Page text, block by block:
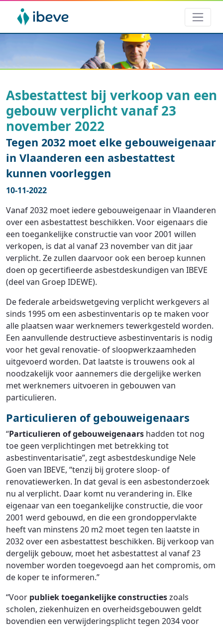
Asbestattest bij verkoop van een
gebouw verplicht vanaf 23
november 2022
Tegen 2032 moet elke gebouweigenaar
in Vlaanderen een asbestattest
kunnen voorleggen
10-11-2022
Vanaf 2032 moet iedere gebouweigenaar in Vlaanderen
over een asbestattest beschikken. Voor eigenaars die
een toegankelijke constructie van voor 2001 willen
verkopen, is dat al vanaf 23 november van dit jaar
verplicht. Ze zullen daarvoor ook een beroep kunnen
doen op gecertifieerde asbestdeskundigen van IBEVE
(deel van Groep IDEWE).
De federale arbeidswetgeving verplicht werkgevers al
sinds 1995 om een asbestinventaris op te maken voor
alle plaatsen waar werknemers tewerkgesteld worden.
Een aanvullende destructieve asbestinventaris is nodig
voor het geval renovatie- of sloopwerkzaamheden
uitgevoerd worden. Dat laatste is trouwens ook al
noodzakelijk voor aannemers die dergelijke werken
met werknemers uitvoeren in gebouwen van
particulieren.
Particulieren of gebouweigenaars
“Particulieren of gebouweigenaars hadden tot nog
toe geen verplichtingen met betrekking tot
asbestinventarisatie”, zegt asbestdeskundige Nele
Goen van IBEVE, “tenzij bij grotere sloop- of
renovatiewerken. In dat geval is een asbestonderzoek
nu al verplicht. Daar komt nu verandering in. Elke
eigenaar van een toegankelijke constructie, die voor
2001 werd gebouwd, en die een grondoppervlakte
heeft van minstens 20 m2 moet tegen ten laatste in
2032 over een asbestattest beschikken. Bij verkoop van
dergelijk gebouw, moet het asbestattest al vanaf 23
november worden toegevoegd aan het compromis, om
de koper te informeren.”
“Voor publiek toegankelijke constructieszoals
scholen, ziekenhuizen en overheidsgebouwen geldt
bovendien een verwijderingsplicht tegen 2034 voor